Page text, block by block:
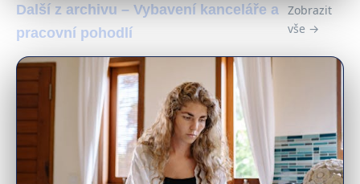
Další z archivu – Vybavení kanceláře a
pracovní pohodlí
Zobrazit
vše →